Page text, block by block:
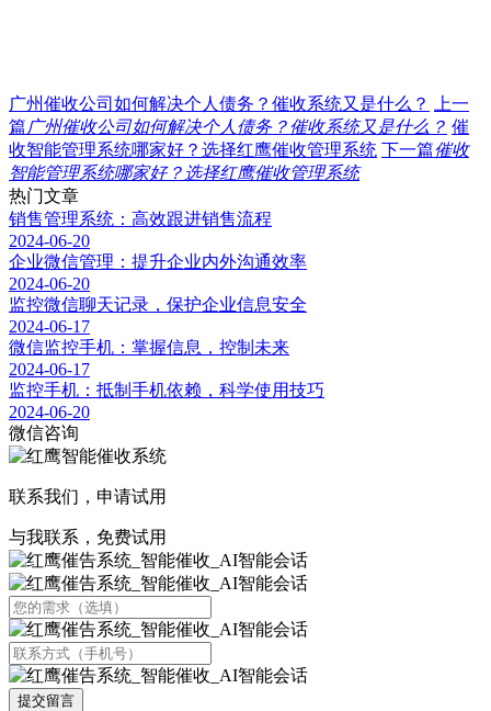
广州催收公司如何解决个人债务？催收系统又是什么？
上一
篇广州催收公司如何解决个人债务？催收系统又是什么？ 催
收智能管理系统哪家好？选择红鹰催收管理系统 下一篇催收
智能管理系统哪家好？选择红鹰催收管理系统
热门文章
销售管理系统：高效跟进销售流程
2024-06-20
企业微信管理：提升企业内外沟通效率
2024-06-20
监控微信聊天记录，保护企业信息安全
2024-06-17
微信监控手机：掌握信息，控制未来
2024-06-17
监控手机：抵制手机依赖，科学使用技巧
2024-06-20
微信咨询
联系我们，申请试用
与我联系，免费试用
提交留言